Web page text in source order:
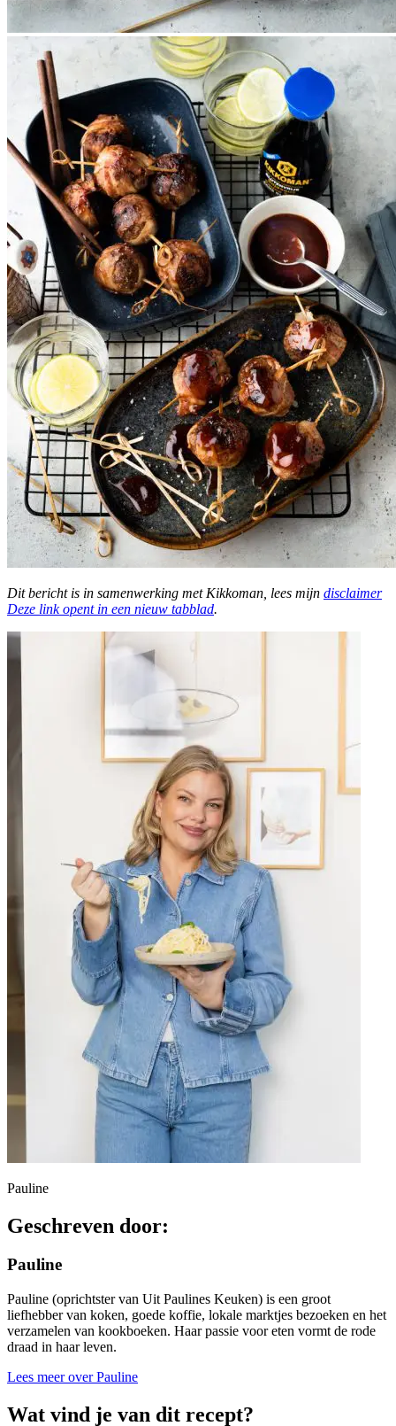
Dit bericht is in samenwerking met Kikkoman, lees mijn disclaimer
Deze link opent in een nieuw tabblad.
Pauline
Geschreven door:
Pauline
Pauline (oprichtster van Uit Paulines Keuken) is een groot
liefhebber van koken, goede koffie, lokale marktjes bezoeken en het
verzamelen van kookboeken. Haar passie voor eten vormt de rode
draad in haar leven.
Lees meer over Pauline
Wat vind je van dit recept?